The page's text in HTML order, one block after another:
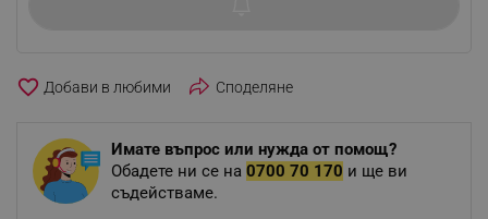
favorite_border Споделяне
Имате въпрос или нужда от помощ?
Обадете ни се на 0700 70 170 и ще ви
съдействаме.